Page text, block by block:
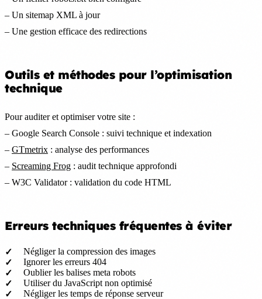
– Un sitemap XML à jour
– Une gestion efficace des redirections
Outils et méthodes pour l’optimisation
technique
Pour auditer et optimiser votre site :
– Google Search Console : suivi technique et indexation
– GTmetrix : analyse des performances
– Screaming Frog : audit technique approfondi
– W3C Validator : validation du code HTML
Erreurs techniques fréquentes à éviter
Négliger la compression des images
Ignorer les erreurs 404
Oublier les balises meta robots
Utiliser du JavaScript non optimisé
Négliger les temps de réponse serveur